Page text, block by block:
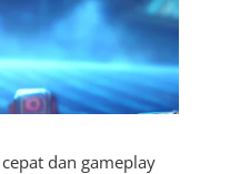
dan gameplay